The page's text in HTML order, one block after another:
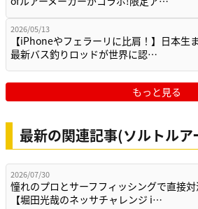
2026/05/13
【iPhoneやフェラーリに比肩！】日本生
最新バス釣りロッドが世界に認…
もっと見る
最新の関連記事(ソルトルア
2026/07/30
憧れのプロとサーフフィッシングで直接対
【堀田光哉のネッサチャレンジ i…